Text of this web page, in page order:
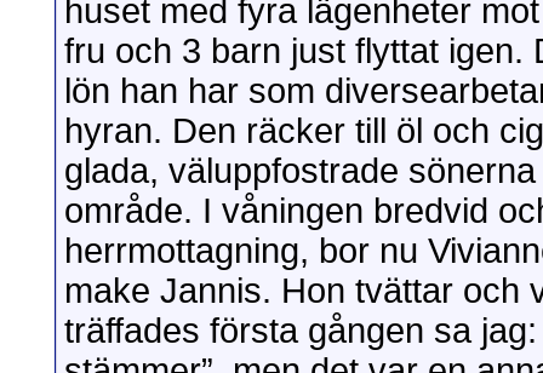
huset med fyra lägenheter
fru och 3 barn just flyttat igen.
lön han har som
hyran. Den räcker till öl och
glada, väluppfostrade
område. I våningen bredvid
herrmottagning, bor nu
make Jannis. Hon tvättar och
träffades första gången sa